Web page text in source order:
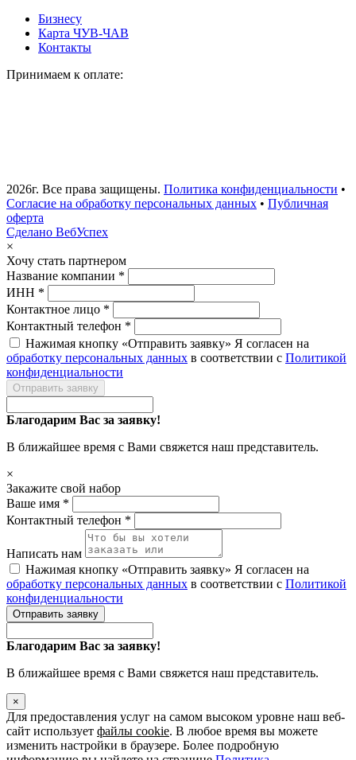
Бизнесу
Карта ЧУВ-ЧАВ
Контакты
Принимаем к оплате:
2026г. Все права защищены. Политика конфиденциальности •
Согласие на обработку персональных данных • Публичная
оферта
Сделано ВебУспех
×
Хочу стать партнером
Название компании *
ИНН *
Контактное лицо *
Контактный телефон *
Нажимая кнопку «Отправить заявку» Я согласен на
обработку персональных данных в соответствии с Политикой
конфиденциальности
Отправить заявку
Благодарим Вас за заявку!
В ближайшее время с Вами свяжется наш представитель.
×
Закажите свой набор
Ваше имя *
Контактный телефон *
Написать нам
Нажимая кнопку «Отправить заявку» Я согласен на
обработку персональных данных в соответствии с Политикой
конфиденциальности
Отправить заявку
Благодарим Вас за заявку!
В ближайшее время с Вами свяжется наш представитель.
×
Для предоставления услуг на самом высоком уровне наш веб-
сайт использует файлы cookie. В любое время вы можете
изменить настройки в браузере. Более подробную